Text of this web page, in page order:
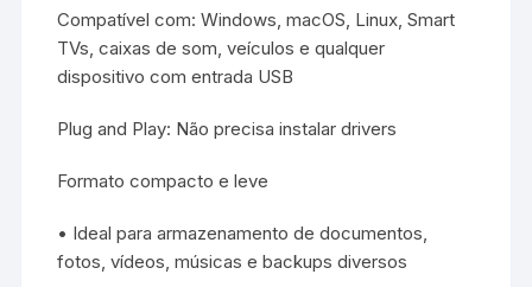
Compatível com: Windows, macOS, Linux, Smart
TVs, caixas de som, veículos e qualquer
dispositivo com entrada USB
Plug and Play: Não precisa instalar drivers
Formato compacto e leve
• Ideal para armazenamento de documentos,
fotos, vídeos, músicas e backups diversos